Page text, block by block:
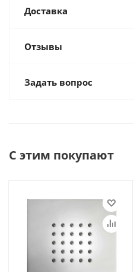
Доставка
Отзывы
Задать вопрос
С этим покупают